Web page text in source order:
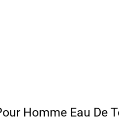
Homme Eau De